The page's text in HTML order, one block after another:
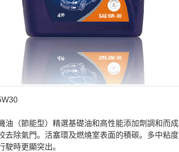
油（節能型）精選基礎油和高性能添加劑調和而
去除氣門。活塞環及燃燒室表面的積碳。多中粘
時更顯突出。